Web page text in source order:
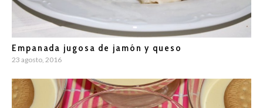
Empanada jugosa de jamón y queso
23 agosto, 2016